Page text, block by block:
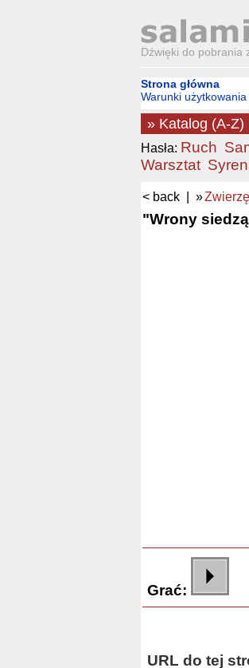
Dźwięki do pobrania
Strona główna
Warunki użytkowania
» Katalog (A-Z)
Hasła: Ruch
Warsztat
< back | »
"Wrony
Grać:
URL do tej